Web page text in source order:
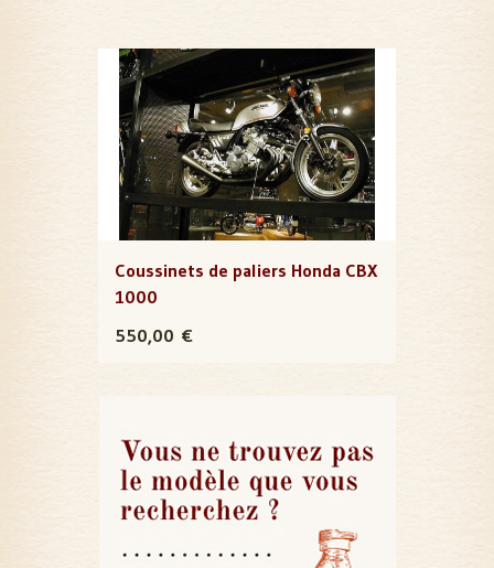
Coussinets de paliers Honda CBX
1000
550,00 €